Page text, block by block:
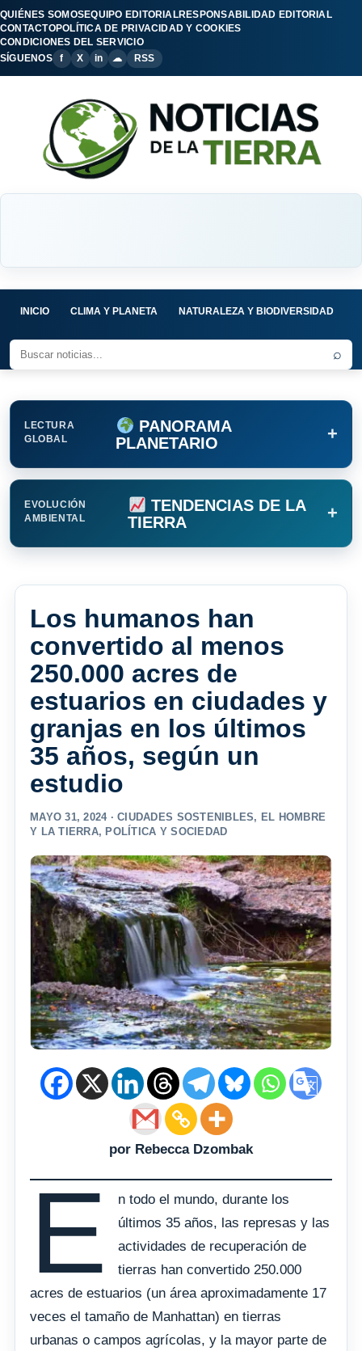
QUIÉNES SOMOSEQUIPO EDITORIALRESPONSABILIDAD EDITORIAL
CONTACTOPOLÍTICA DE PRIVACIDAD Y COOKIES
CONDICIONES DEL SERVICIO
SÍGUENOS
f X in ☁ RSS
INICIO CLIMA Y PLANETA NATURALEZA Y BIODIVERSIDAD
⌕
LECTURA
GLOBAL
PANORAMA
PLANETARIO
+
EVOLUCIÓN
AMBIENTAL
TENDENCIAS DE LA
TIERRA
+
Los humanos han
convertido al menos
250.000 acres de
estuarios en ciudades y
granjas en los últimos
35 años, según un
estudio
MAYO 31, 2024 ·CIUDADES SOSTENIBLES, EL HOMBRE
Y LA TIERRA, POLÍTICA Y SOCIEDAD
por Rebecca Dzombak
E
n todo el mundo, durante los
últimos 35 años, las represas y las
actividades de recuperación de
tierras han convertido 250.000
acres de estuarios (un área aproximadamente 17
veces el tamaño de Manhattan) en tierras
urbanas o campos agrícolas, y la mayor parte de